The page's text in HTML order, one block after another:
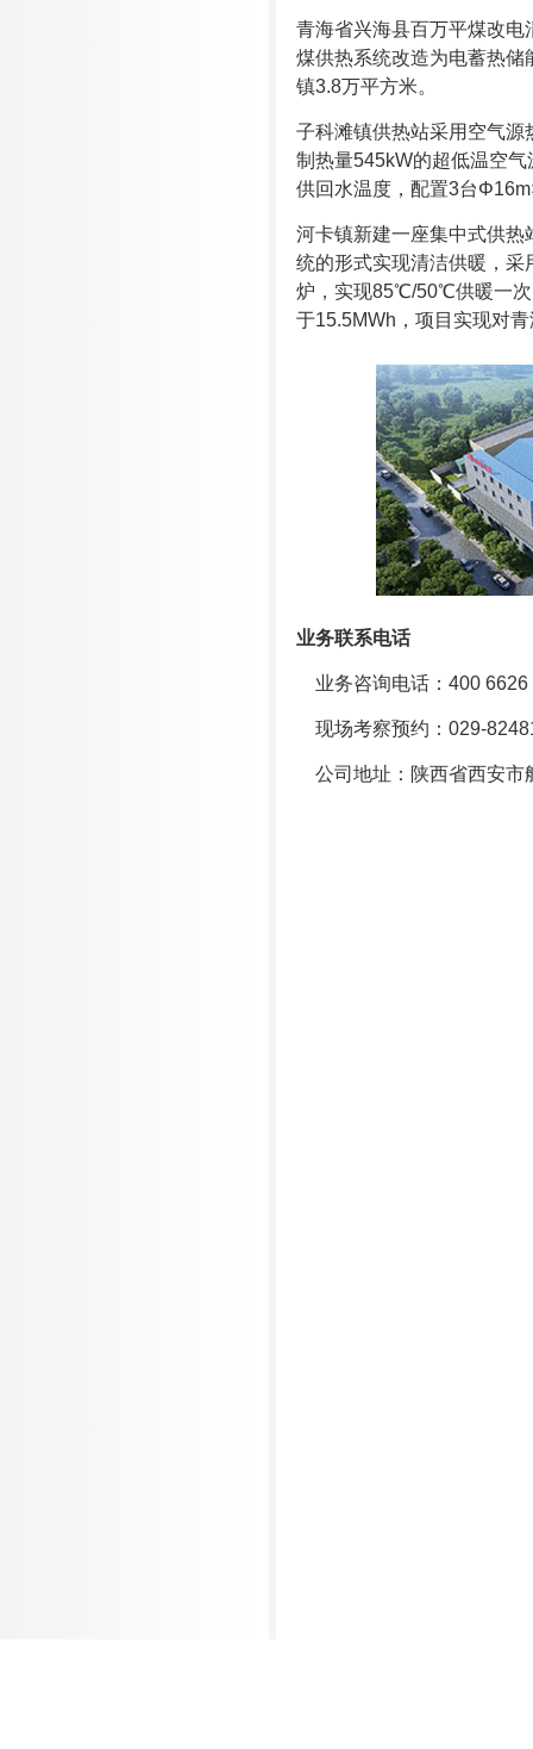
青海省兴海县百万平煤改
煤供热系统改造为电蓄热
镇3.8万平方米。
子科滩镇供热站采用空气
制热量545kW的超低温空
供回水温度，配置3台
河卡镇新建一座集中式供
统的形式实现清洁供暖，
炉，实现85℃/50℃供暖一次
于15.5MWh，项目实现对
业务联系电话
业务咨询电话：400 6626
现场考察预约：029-
公司地址：陕西省西安市